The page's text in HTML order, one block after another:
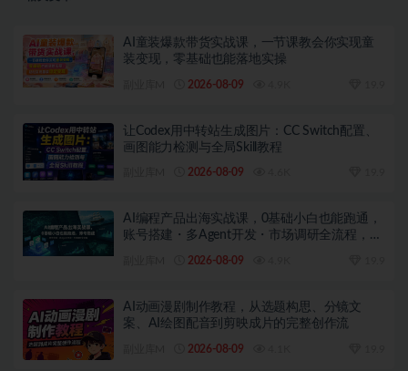
AI童装爆款带货实战课，一节课教会你实现童
装变现，零基础也能落地实操
2026-08-09
让Codex用中转站生成图片：CC Switch配置、
画图能力检测与全局Skill教程
2026-08-09
AI编程产品出海实战课，0基础小白也能跑通，
账号搭建・多Agent开发・市场调研全流程，月
2026-08-09
AI动画漫剧制作教程，从选题构思、分镜文
案、AI绘图配音到剪映成片的完整创作流
2026-08-09